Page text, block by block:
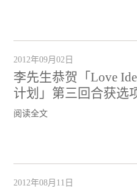
2012年09月02日
李先生恭贺「Love
计划」第三回合获选
阅读全文
2012年08月11日